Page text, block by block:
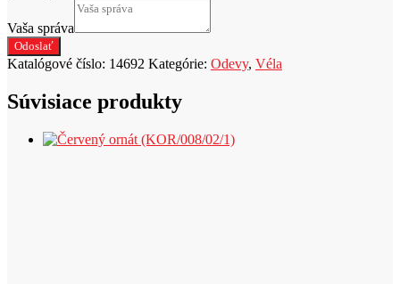
Vaša správa
Odoslať
Katalógové číslo: 14692 Kategórie: Odevy, Véla
Súvisiace produkty